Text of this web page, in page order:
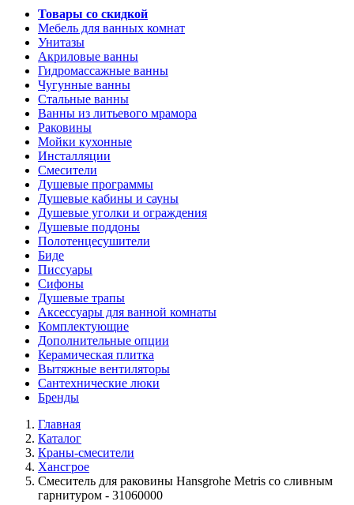
Товары со скидкой
Мебель для ванных комнат
Унитазы
Акриловые ванны
Гидромассажные ванны
Чугунные ванны
Стальные ванны
Ванны из литьевого мрамора
Раковины
Мойки кухонные
Инсталляции
Смесители
Душевые программы
Душевые кабины и сауны
Душевые уголки и ограждения
Душевые поддоны
Полотенцесушители
Биде
Писсуары
Сифоны
Душевые трапы
Аксессуары для ванной комнаты
Комплектующие
Дополнительные опции
Керамическая плитка
Вытяжные вентиляторы
Сантехнические люки
Бренды
Главная
Каталог
Краны-смесители
Хансгрое
Смеситель для раковины Hansgrohe Metris со сливным
гарнитуром - 31060000